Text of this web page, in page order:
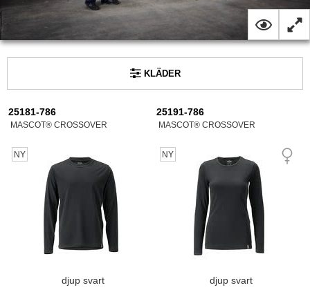
KLÄDER
25181-786
MASCOT® CROSSOVER
NY
djup svart
25191-786
MASCOT® CROSSOVER
NY
djup svart